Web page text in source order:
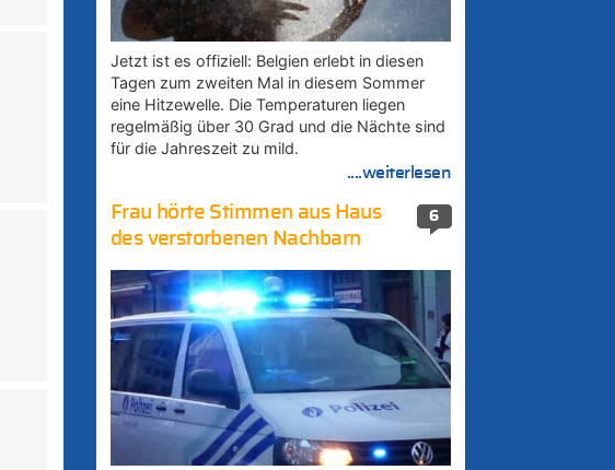
Jetzt ist es offiziell: Belgien erlebt in diesen
Tagen zum zweiten Mal in diesem Sommer
eine Hitzewelle. Die Temperaturen liegen
regelmäßig über 30 Grad und die Nächte sind
für die Jahreszeit zu mild.
....weiterlesen
6
Frau hörte Stimmen aus Haus
des verstorbenen Nachbarn